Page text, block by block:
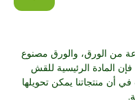
من الورق، والورق مصنوع
المادة الرئيسية للقش
أن منتجاتنا يمكن تحويلها